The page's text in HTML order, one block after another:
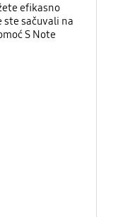
efikasno
sačuvali na
S Note